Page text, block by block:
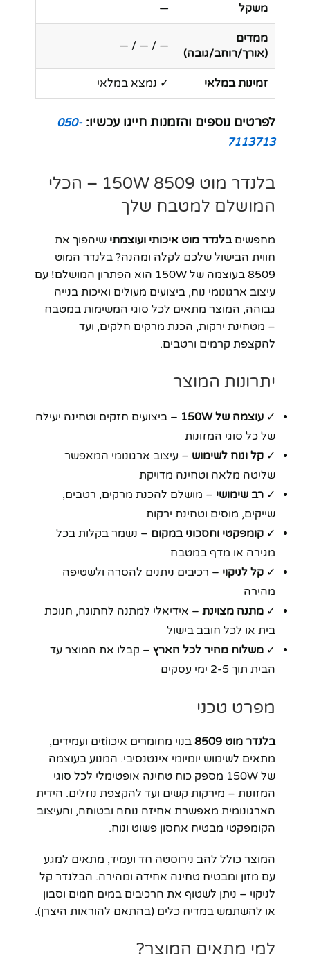
משקל —
ממדים
(אורך/רוחב/גובה)
— / — / —
זמינות במלאי ✓ נמצא במלאי
לפרטים נוספים והזמנות חייגו עכשיו: 050-
7113713
בלנדר מוט 8509 150W – הכלי
המושלם למטבח שלך
מחפשיםבלנדר מוט איכותי ועוצמתי שיהפוך את
חווית הבישול שלכם לקלה ומהנה? בלנדר המוט
8509 בעוצמה של 150W הוא הפתרון המושלם! עם
עיצוב ארגונומי נוח, ביצועים מעולים ואיכות בנייה
גבוהה, המוצר מתאים לכל סוגי המשימות במטבח
– מטחינת ירקות, הכנת מרקים חלקים, ועד
להקצפת קרמים ורטבים.
יתרונות המוצר
✓ עוצמה של 150W
– ביצועים חזקים וטחינה יעילה
של כל סוגי המזונות
✓ קל ונוח לשימוש – עיצוב ארגונומי המאפשר
שליטה מלאה וטחינה מדויקת
✓ רב שימושי – מושלם להכנת מרקים, רטבים,
שייקים, מוסים וטחינת ירקות
✓ קומפקטי וחסכוני במקום – נשמר בקלות בכל
מגירה או מדף במטבח
✓ קל לניקוי – רכיבים ניתנים להסרה ולשטיפה
מהירה
✓ מתנה מצוינת – אידיאלי למתנה לחתונה, חנוכת
בית או לכל חובב בישול
✓ משלוח מהיר לכל הארץ – קבלו את המוצר עד
הבית תוך 2-5 ימי עסקים
מפרט טכני
בלנדר מוט 8509
בנוי מחומרים איכוtiים ועמידים,
מתאים לשימוש יומיומי אינטנסיבי. המנוע בעוצמה
של 150W מספק כוח טחינה אופטימלי לכל סוגי
המזונות – מירקות קשים ועד להקצפת נוזלים. הידית
הארגונומית מאפשרת אחיזה נוחה ובטוחה, והעיצוב
הקומפקטי מבטיח אחסון פשוט ונוח.
המוצר כולל להב נירוסטה חד ועמיד, מתאים למגע
עם מזון ומבטיח טחינה אחידה ומהירה. הבלנדר קל
לניקוי – ניתן לשטוף את הרכיבים במים חמים וסבון
או להשתמש במדיח כלים (בהתאם להוראות היצרן).
למי מתאים המוצר?